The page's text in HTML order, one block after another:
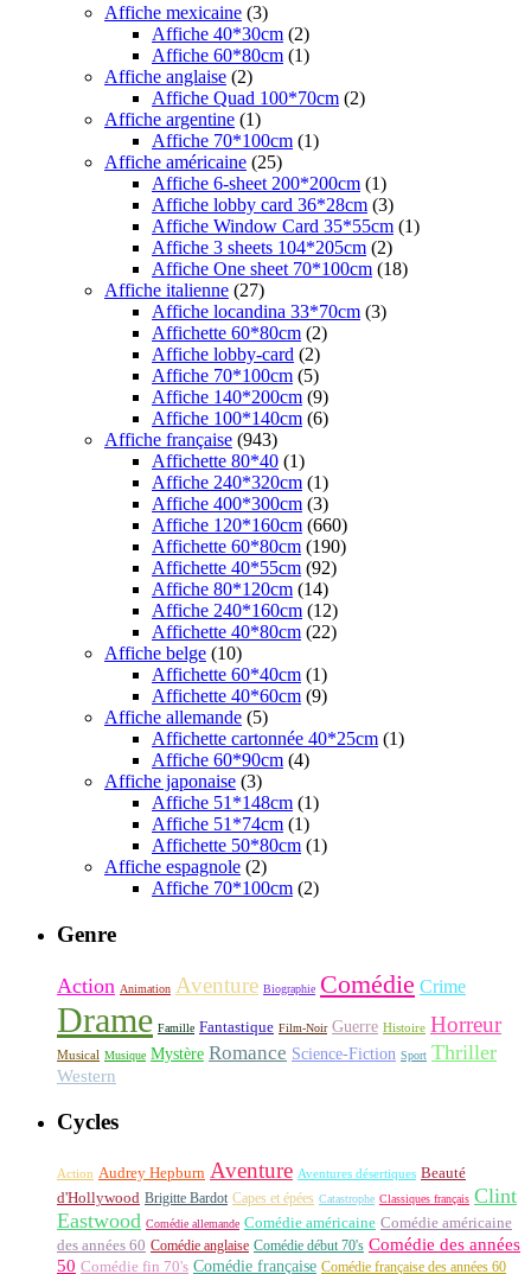
Affiche mexicaine (3)
Affiche 40*30cm (2)
Affiche 60*80cm (1)
Affiche anglaise (2)
Affiche Quad 100*70cm (2)
Affiche argentine (1)
Affiche 70*100cm (1)
Affiche américaine (25)
Affiche 6-sheet 200*200cm (1)
Affiche lobby card 36*28cm (3)
Affiche Window Card 35*55cm (1)
Affiche 3 sheets 104*205cm (2)
Affiche One sheet 70*100cm (18)
Affiche italienne (27)
Affiche locandina 33*70cm (3)
Affichette 60*80cm (2)
Affiche lobby-card (2)
Affiche 70*100cm (5)
Affiche 140*200cm (9)
Affiche 100*140cm (6)
Affiche française (943)
Affichette 80*40 (1)
Affiche 240*320cm (1)
Affiche 400*300cm (3)
Affiche 120*160cm (660)
Affichette 60*80cm (190)
Affichette 40*55cm (92)
Affiche 80*120cm (14)
Affiche 240*160cm (12)
Affichette 40*80cm (22)
Affiche belge (10)
Affichette 60*40cm (1)
Affichette 40*60cm (9)
Affiche allemande (5)
Affichette cartonnée 40*25cm (1)
Affiche 60*90cm (4)
Affiche japonaise (3)
Affiche 51*148cm (1)
Affiche 51*74cm (1)
Affichette 50*80cm (1)
Affiche espagnole (2)
Affiche 70*100cm (2)
Genre
Action Animation Aventure Biographie Comédie Crime
Drame Famille Fantastique Film-Noir Guerre Histoire Horreur
Musical Musique Mystère Romance Science-Fiction Sport Thriller
Western
Cycles
Action Audrey Hepburn Aventure Aventures désertiques Beauté
d'Hollywood Brigitte Bardot Capes et épées Catastrophe Classiques français Clint
Eastwood Comédie allemande Comédie américaine Comédie américaine
des années 60 Comédie anglaise Comédie début 70's Comédie des années
50 Comédie fin 70's Comédie française Comédie française des années 60